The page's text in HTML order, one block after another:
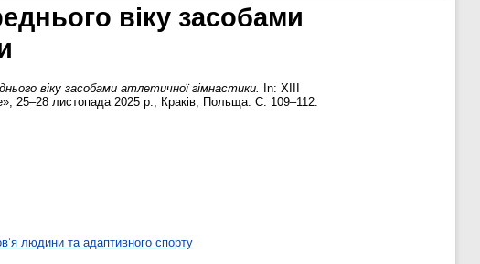
віку засобами
віку засобами атлетичної гімнастики.
In: XIII
25–28 листопада 2025 р., Краків, Польща. С. 109–112.
людини та адаптивного спорту